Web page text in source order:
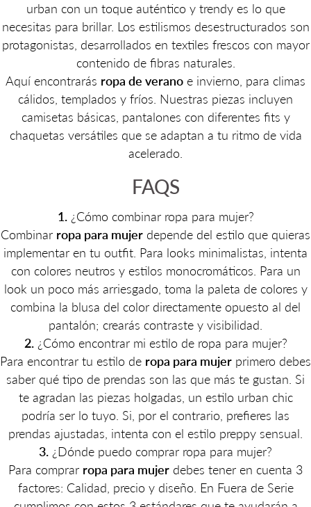
urban con un toque auténtico y trendy es lo que
necesitas para brillar. Los estilismos desestructurados son
protagonistas, desarrollados en textiles frescos con mayor
contenido de fibras naturales.
Aquí encontrarás ropa de verano e invierno, para climas
cálidos, templados y fríos. Nuestras piezas incluyen
camisetas básicas, pantalones con diferentes fits y
chaquetas versátiles que se adaptan a tu ritmo de vida
acelerado.
FAQS
1.¿Cómo combinar ropa para mujer?
Combinar ropa para mujer depende del estilo que quieras
implementar en tu outfit. Para looks minimalistas, intenta
con colores neutros y estilos monocromáticos. Para un
look un poco más arriesgado, toma la paleta de colores y
combina la blusa del color directamente opuesto al del
pantalón; crearás contraste y visibilidad.
2.¿Cómo encontrar mi estilo de ropa para mujer?
Para encontrar tu estilo de ropa para mujer primero debes
saber qué tipo de prendas son las que más te gustan. Si
te agradan las piezas holgadas, un estilo urban chic
podría ser lo tuyo. Si, por el contrario, prefieres las
prendas ajustadas, intenta con el estilo preppy sensual.
3. ¿Dónde puedo comprar ropa para mujer?
Para comprar ropa para mujer debes tener en cuenta 3
factores: Calidad, precio y diseño. En Fuera de Serie